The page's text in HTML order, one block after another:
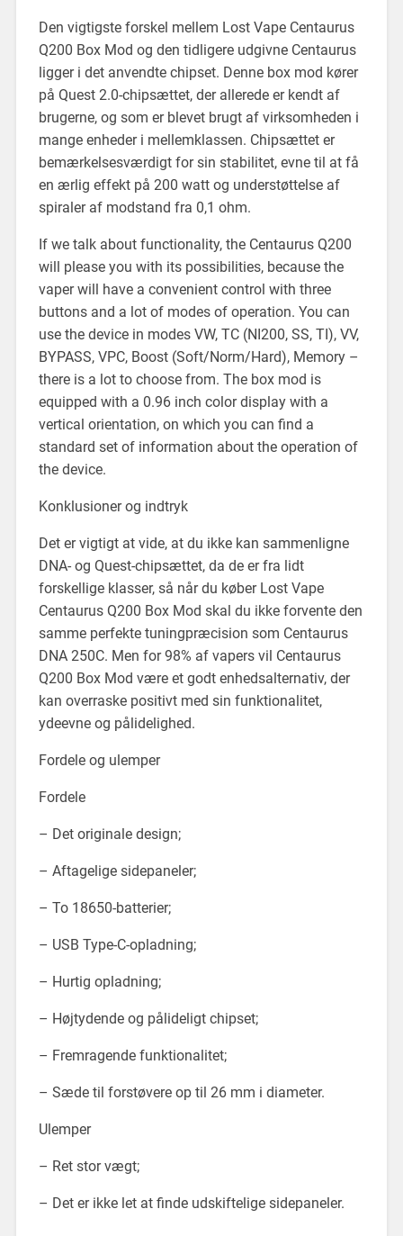
Den vigtigste forskel mellem Lost Vape Centaurus
Q200 Box Mod og den tidligere udgivne Centaurus
ligger i det anvendte chipset. Denne box mod kører
på Quest 2.0-chipsættet, der allerede er kendt af
brugerne, og som er blevet brugt af virksomheden i
mange enheder i mellemklassen. Chipsættet er
bemærkelsesværdigt for sin stabilitet, evne til at få
en ærlig effekt på 200 watt og understøttelse af
spiraler af modstand fra 0,1 ohm.
If we talk about functionality, the Centaurus Q200
will please you with its possibilities, because the
vaper will have a convenient control with three
buttons and a lot of modes of operation. You can
use the device in modes VW, TC (NI200, SS, TI), VV,
BYPASS, VPC, Boost (Soft/Norm/Hard), Memory –
there is a lot to choose from. The box mod is
equipped with a 0.96 inch color display with a
vertical orientation, on which you can find a
standard set of information about the operation of
the device.
Konklusioner og indtryk
Det er vigtigt at vide, at du ikke kan sammenligne
DNA- og Quest-chipsættet, da de er fra lidt
forskellige klasser, så når du køber Lost Vape
Centaurus Q200 Box Mod skal du ikke forvente den
samme perfekte tuningpræcision som Centaurus
DNA 250C. Men for 98% af vapers vil Centaurus
Q200 Box Mod være et godt enhedsalternativ, der
kan overraske positivt med sin funktionalitet,
ydeevne og pålidelighed.
Fordele og ulemper
Fordele
– Det originale design;
– Aftagelige sidepaneler;
– To 18650-batterier;
– USB Type-C-opladning;
– Hurtig opladning;
– Højtydende og pålideligt chipset;
– Fremragende funktionalitet;
– Sæde til forstøvere op til 26 mm i diameter.
Ulemper
– Ret stor vægt;
– Det er ikke let at finde udskiftelige sidepaneler.